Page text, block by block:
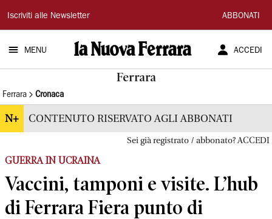
La
Nuova
Ferrara
Iscriviti alle Newsletter ABBONATI
MENU ACCEDI
Ferrara
Ferrara Cronaca
N+ CONTENUTO RISERVATO AGLI ABBONATI
Sei già registrato / abbonato? ACCEDI
GUERRA IN UCRAINA
Vaccini, tamponi e visite. L’hub
di Ferrara Fiera punto di